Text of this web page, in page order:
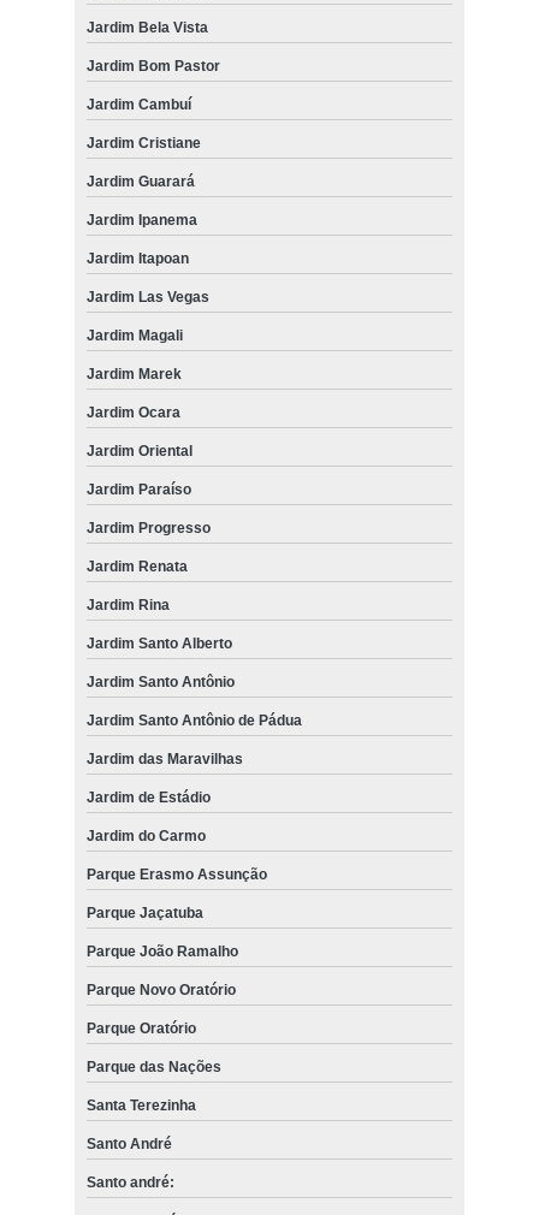
Jardim Bela Vista
Jardim Bom Pastor
Jardim Cambuí
Jardim Cristiane
Jardim Guarará
Jardim Ipanema
Jardim Itapoan
Jardim Las Vegas
Jardim Magali
Jardim Marek
Jardim Ocara
Jardim Oriental
Jardim Paraíso
Jardim Progresso
Jardim Renata
Jardim Rina
Jardim Santo Alberto
Jardim Santo Antônio
Jardim Santo Antônio de Pádua
Jardim das Maravilhas
Jardim de Estádio
Jardim do Carmo
Parque Erasmo Assunção
Parque Jaçatuba
Parque João Ramalho
Parque Novo Oratório
Parque Oratório
Parque das Nações
Santa Terezinha
Santo André
Santo andré: